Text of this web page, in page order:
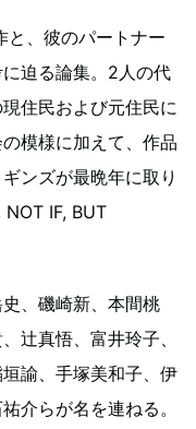
と、彼のパートナー
迫る論集。2人の代
住民および元住民に
模様に加えて、作品
ンズが最晩年に取り
NOT IF, BUT
、磯崎新、本間桃
辻真悟、富井玲子、
諭、手塚美和子、伊
介らが名を連ねる。